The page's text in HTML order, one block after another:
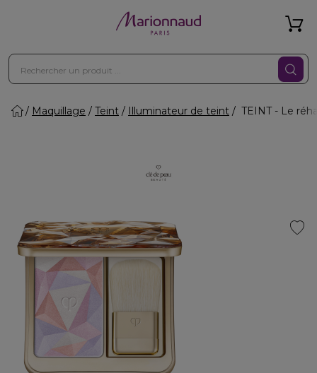
Maquillage Teint Illuminateur de teint TEINT - Le